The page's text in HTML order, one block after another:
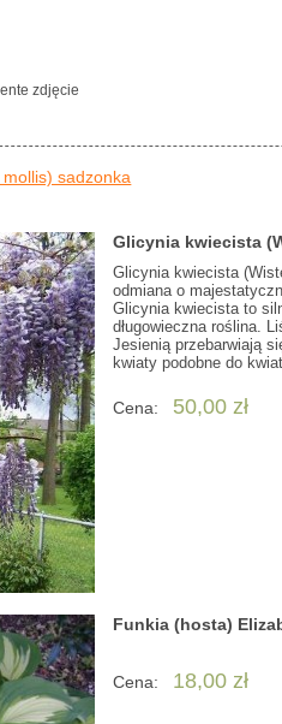
zdjęcie
sadzonka
Glicynia kwiecista
Glicynia kwiecista
odmiana o
Glicynia kwiecista to
długowieczna roślina.
Jesienią przebarwiają
kwiaty podobne do
Cena: 50,00 zł
Funkia (hosta)
Cena: 18,00 zł